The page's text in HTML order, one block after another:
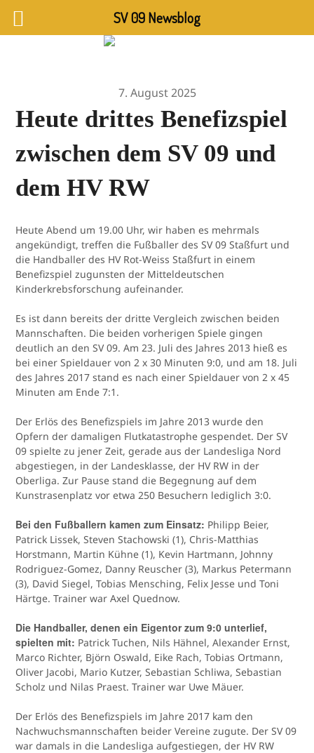
7. August 2025
Heute drittes Benefizspiel
zwischen dem SV 09 und
dem HV RW
Heute Abend um 19.00 Uhr, wir haben es mehrmals
angekündigt, treffen die Fußballer des SV 09 Staßfurt und
die Handballer des HV Rot-Weiss Staßfurt in einem
Benefizspiel zugunsten der Mitteldeutschen
Kinderkrebsforschung aufeinander.
Es ist dann bereits der dritte Vergleich zwischen beiden
Mannschaften. Die beiden vorherigen Spiele gingen
deutlich an den SV 09. Am 23. Juli des Jahres 2013 hieß es
bei einer Spieldauer von 2 x 30 Minuten 9:0, und am 18. Juli
des Jahres 2017 stand es nach einer Spieldauer von 2 x 45
Minuten am Ende 7:1.
Der Erlös des Benefizspiels im Jahre 2013 wurde den
Opfern der damaligen Flutkatastrophe gespendet. Der SV
09 spielte zu jener Zeit, gerade aus der Landesliga Nord
abgestiegen, in der Landesklasse, der HV RW in der
Oberliga. Zur Pause stand die Begegnung auf dem
Kunstrasenplatz vor etwa 250 Besuchern lediglich 3:0.
Bei den Fußballern kamen zum Einsatz: Philipp Beier,
Patrick Lissek, Steven Stachowski (1), Chris-Matthias
Horstmann, Martin Kühne (1), Kevin Hartmann, Johnny
Rodriguez-Gomez, Danny Reuscher (3), Markus Petermann
(3), David Siegel, Tobias Mensching, Felix Jesse und Toni
Härtge. Trainer war Axel Quednow.
Die Handballer, denen ein Eigentor zum 9:0 unterlief,
spielten mit: Patrick Tuchen, Nils Hähnel, Alexander Ernst,
Marco Richter, Björn Oswald, Eike Rach, Tobias Ortmann,
Oliver Jacobi, Mario Kutzer, Sebastian Schliwa, Sebastian
Scholz und Nilas Praest. Trainer war Uwe Mäuer.
Der Erlös des Benefizspiels im Jahre 2017 kam den
Nachwuchsmannschaften beider Vereine zugute. Der SV 09
war damals in die Landesliga aufgestiegen, der HV RW
SV 09 Newsblog